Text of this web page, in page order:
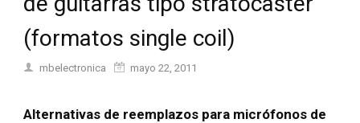
(formatos single coil)
mbelectronica mayo 22, 2011
Alternativas de reemplazos para micrófonos de